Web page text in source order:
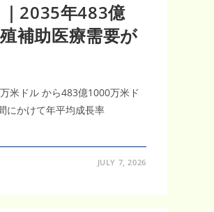
2035年483億
補助医療需要が
米ドル から483億1000万米ド
にかけて年平均成長率
JULY 7, 2026